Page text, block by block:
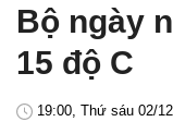
Bộ ngày
15 độ C
19:00, Thứ sáu 02/